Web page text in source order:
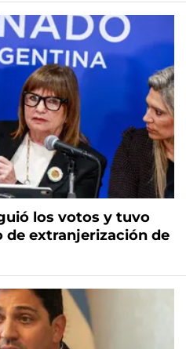
los votos y tuvo
extranjerización de